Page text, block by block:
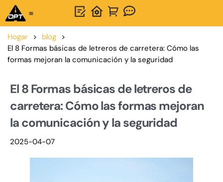
Hogar > blog >
El 8 Formas básicas de letreros de carretera: Cómo las
formas mejoran la comunicación y la seguridad
El 8 Formas básicas de letreros de
carretera: Cómo las formas mejoran
la comunicación y la seguridad
2025-04-07